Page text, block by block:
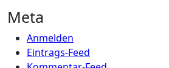
Meta
Anmelden
Eintrags-Feed